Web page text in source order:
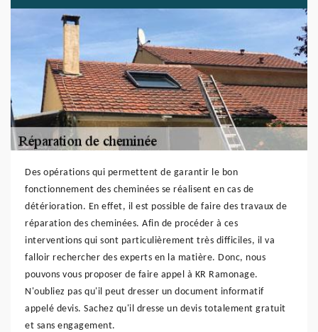
Des opérations qui permettent de garantir le bon
fonctionnement des cheminées se réalisent en cas de
détérioration. En effet, il est possible de faire des travaux de
réparation des cheminées. Afin de procéder à ces
interventions qui sont particulièrement très difficiles, il va
falloir rechercher des experts en la matière. Donc, nous
pouvons vous proposer de faire appel à KR Ramonage.
N'oubliez pas qu'il peut dresser un document informatif
appelé devis. Sachez qu'il dresse un devis totalement gratuit
et sans engagement.